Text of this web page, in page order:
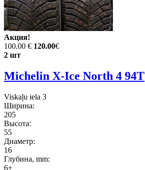
Акция!
100.00 € 120.00€
2 шт
Michelin X-Ice North 4 94T
Viskaļu iela 3
Ширина:
205
Высота:
55
Диаметр:
16
Глубина, mm:
6+